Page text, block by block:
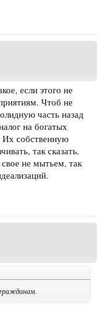
если этого не
Чтоб не
часть назад
на богатых
Их собственную
так сказать.
не мытьем, так